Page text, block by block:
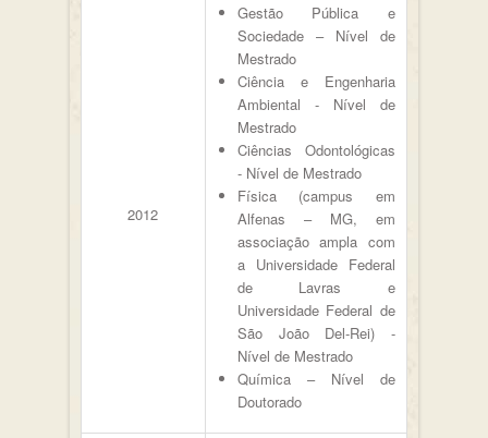
2012
Gestão Pública e
Sociedade – Nível de
Mestrado
Ciência e Engenharia
Ambiental - Nível de
Mestrado
Ciências Odontológicas
- Nível de Mestrado
Física (campus em
Alfenas – MG, em
associação ampla com
a Universidade Federal
de Lavras e
Universidade Federal de
São João Del-Rei) -
Nível de Mestrado
Química – Nível de
Doutorado